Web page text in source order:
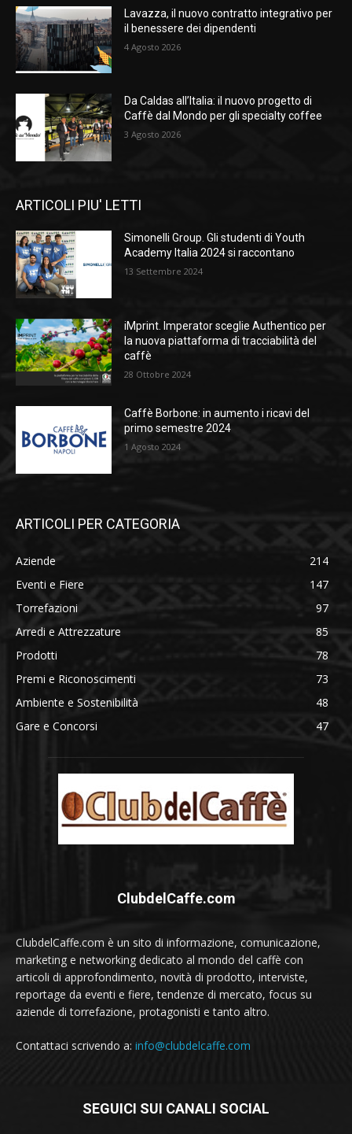
Lavazza, il nuovo contratto integrativo per
il benessere dei dipendenti
4 Agosto 2026
Da Caldas all’Italia: il nuovo progetto di
Caffè dal Mondo per gli specialty coffee
3 Agosto 2026
ARTICOLI PIU' LETTI
Simonelli Group. Gli studenti di Youth
Academy Italia 2024 si raccontano
13 Settembre 2024
iMprint. Imperator sceglie Authentico per
la nuova piattaforma di tracciabilità del
caffè
28 Ottobre 2024
Caffè Borbone: in aumento i ricavi del
primo semestre 2024
1 Agosto 2024
ARTICOLI PER CATEGORIA
Aziende
214
Eventi e Fiere
147
Torrefazioni
97
Arredi e Attrezzature
85
Prodotti
78
Premi e Riconoscimenti
73
Ambiente e Sostenibilità
48
Gare e Concorsi
47
ClubdelCaffe.com
ClubdelCaffe.com è un sito di informazione, comunicazione,
marketing e networking dedicato al mondo del caffè con
articoli di approfondimento, novità di prodotto, interviste,
reportage da eventi e fiere, tendenze di mercato, focus su
aziende di torrefazione, protagonisti e tanto altro.
Contattaci scrivendo a: info@clubdelcaffe.com
SEGUICI SUI CANALI SOCIAL